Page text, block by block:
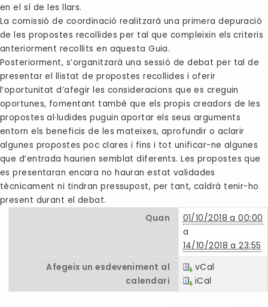
en el sí de les llars.
La comissió de coordinació realitzarà una primera depuració
de les propostes recollides per tal que compleixin els criteris
anteriorment recollits en aquesta Guia.
Posteriorment, s’organitzarà una sessió de debat per tal de
presentar el llistat de propostes recollides i oferir
l’oportunitat d’afegir les consideracions que es creguin
oportunes, fomentant també que els propis creadors de les
propostes al·ludides puguin aportar els seus arguments
entorn els beneficis de les mateixes, aprofundir o aclarir
algunes propostes poc clares i fins i tot unificar-ne algunes
que d’entrada haurien semblat diferents. Les propostes que
es presentaran encara no hauran estat validades
tècnicament ni tindran pressupost, per tant, caldrà tenir-ho
present durant el debat.
Quan
01/10/2018 a 00:00
a
14/10/2018 a 23:55
Afegeix un esdeveniment al
calendari
vCal
iCal